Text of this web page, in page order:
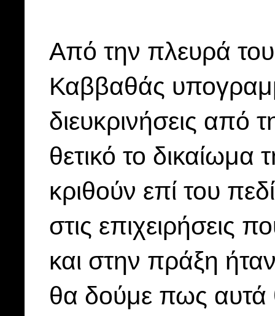
Από την πλευρά
Καββαθάς
διευκρινήσεις από
θετικό το
κριθούν επί του
στις επιχειρήσεις
και στην πράξη
θα δούμε πως αυτά